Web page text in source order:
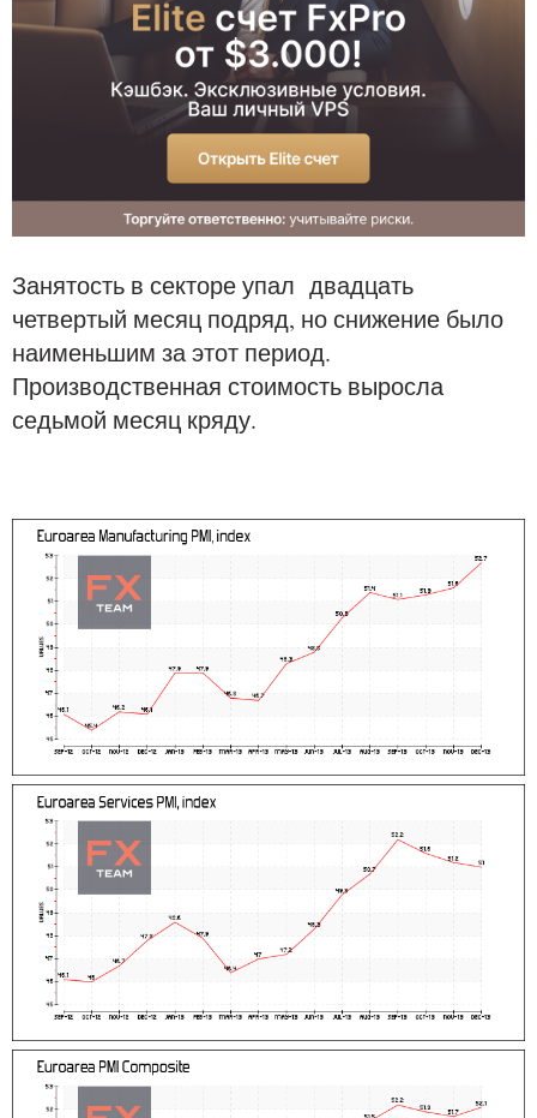
Занятость в секторе упал двадцать
четвертый месяц подряд, но снижение было
наименьшим за этот период.
Производственная стоимость выросла
седьмой месяц кряду.